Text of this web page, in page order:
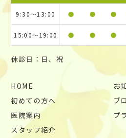
9:30〜13:00 ● ● ●
15:00〜19:00 ● ● ●
休診日：日、祝
HOME
初めての方へ
医院案内
スタッフ紹介
お
ブ
プ